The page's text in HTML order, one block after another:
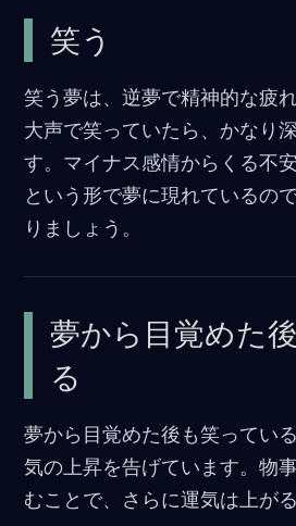
笑う
笑う夢は、逆夢で精神的な疲
大声で笑っていたら、かなり
す。マイナス感情からくる不
という形で夢に現れているの
りましょう。
夢から目覚めた
る
夢から目覚めた後も笑ってい
気の上昇を告げています。物
むことで、さらに運気は上がる